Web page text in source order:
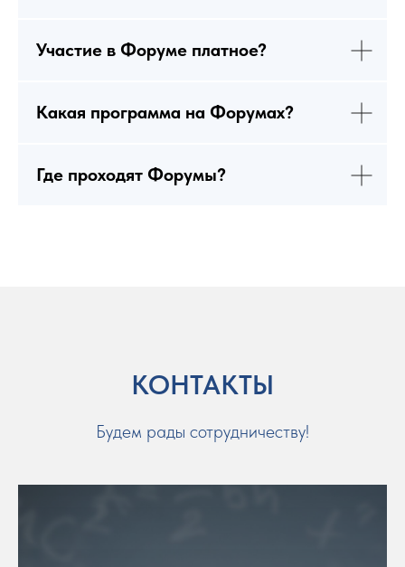
Участие в Форуме платное?
Какая программа на Форумах?
Где проходят Форумы?
КОНТАКТЫ
Будем рады сотрудничеству!